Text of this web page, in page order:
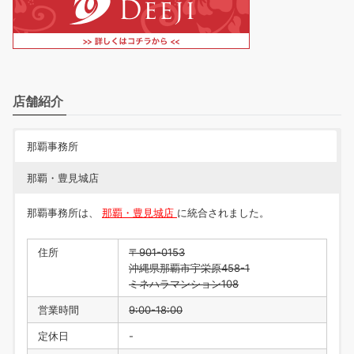
店舗紹介
那覇事務所
那覇・豊見城店
那覇事務所は、 那覇・豊見城店 に統合されました。
住所
〒901-0153
沖縄県那覇市宇栄原458-1
ミネハラマンション108
営業時間 9:00-18:00
定休日 -